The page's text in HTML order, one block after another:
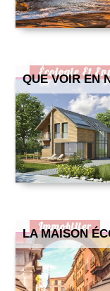
petite cuisine : nos
comment prendre
comment bien
QUE VOIR EN
Écologie Et
LA MAISON
Immobilier